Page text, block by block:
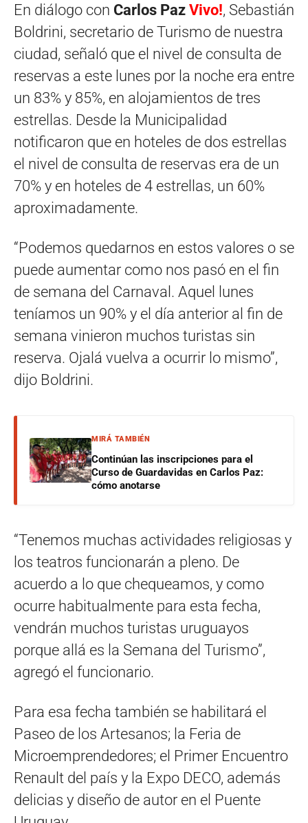
En diálogo con Carlos Paz Vivo!, Sebastián
Boldrini, secretario de Turismo de nuestra
ciudad, señaló que el nivel de consulta de
reservas a este lunes por la noche era entre
un 83% y 85%, en alojamientos de tres
estrellas. Desde la Municipalidad
notificaron que en hoteles de dos estrellas
el nivel de consulta de reservas era de un
70% y en hoteles de 4 estrellas, un 60%
aproximadamente.
“Podemos quedarnos en estos valores o se
puede aumentar como nos pasó en el fin
de semana del Carnaval. Aquel lunes
teníamos un 90% y el día anterior al fin de
semana vinieron muchos turistas sin
reserva. Ojalá vuelva a ocurrir lo mismo”,
dijo Boldrini.
MIRÁ TAMBIÉN
Continúan las inscripciones para el
Curso de Guardavidas en Carlos Paz:
cómo anotarse
“Tenemos muchas actividades religiosas y
los teatros funcionarán a pleno. De
acuerdo a lo que chequeamos, y como
ocurre habitualmente para esta fecha,
vendrán muchos turistas uruguayos
porque allá es la Semana del Turismo”,
agregó el funcionario.
Para esa fecha también se habilitará el
Paseo de los Artesanos; la Feria de
Microemprendedores; el Primer Encuentro
Renault del país y la Expo DECO, además
delicias y diseño de autor en el Puente